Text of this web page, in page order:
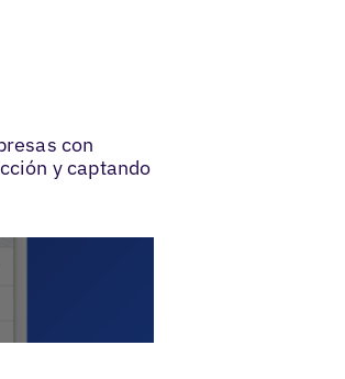
con
y captando